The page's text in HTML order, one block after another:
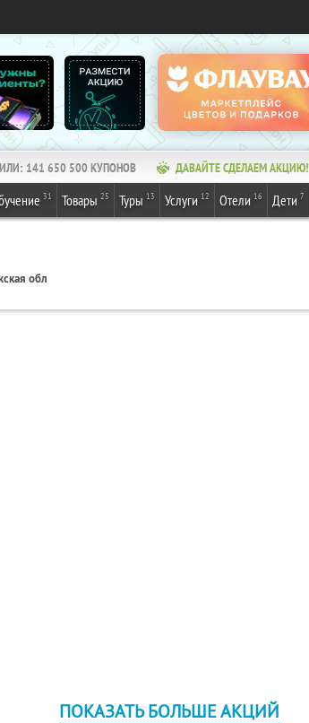
141 650 500КУПОНОВ ДАВАЙТЕ СДЕЛАЕМ АКЦИЮ!
31 Товары 25 Туры 13 Услуги 12 Отели 16 Дети 7
обл
ПОКАЗАТЬ БОЛЬШЕ АКЦИЙ